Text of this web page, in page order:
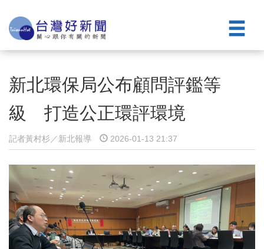
新北環保局公布顧問評鑑等
級 打造公正環評環境
記者黃村杉／新北報導 2026-01-13 21:37